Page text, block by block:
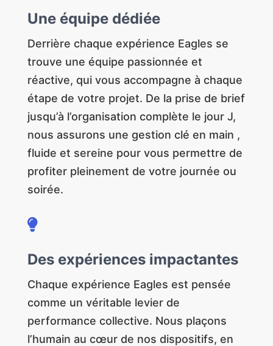
Une équipe dédiée
Derrière chaque expérience Eagles se
trouve une équipe passionnée et
réactive, qui vous accompagne à chaque
étape de votre projet. De la prise de brief
jusqu’à l’organisation complète le jour J,
nous assurons une gestion clé en main ,
fluide et sereine pour vous permettre de
profiter pleinement de votre journée ou
soirée.

Des expériences impactantes
Chaque expérience Eagles est pensée
comme un véritable levier de
performance collective. Nous plaçons
l’humain au cœur de nos dispositifs, en